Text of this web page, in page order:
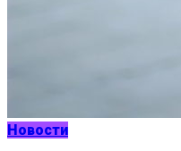
Новости